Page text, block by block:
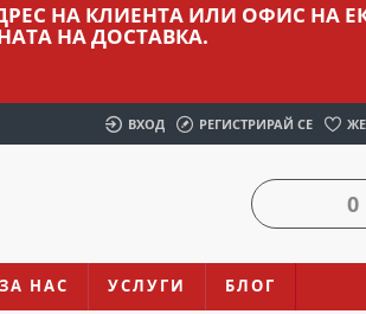
НА КЛИЕНТА ИЛИ ОФИС НА
НА ДОСТАВКА.
ВХОД РЕГИСТРИРАЙ СЕ
0
ЗА НАС УСЛУГИ БЛОГ